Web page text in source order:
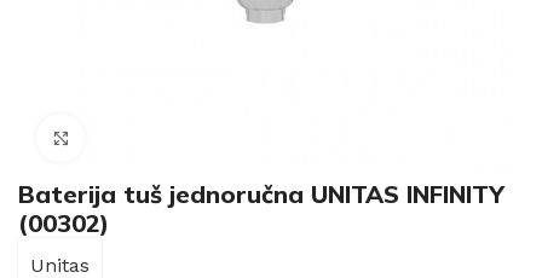
Baterija tuš jednoručna UNITAS INFINITY
(00302)
Unitas